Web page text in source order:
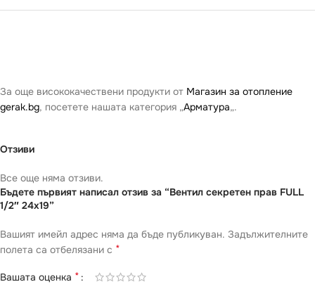
За още висококачествени продукти от Магазин за отопление
gerak.bg, посетете нашата категория „Арматура„.
Отзиви
Все още няма отзиви.
Бъдете първият написал отзив за “Вентил секретен прав FULL
1/2″ 24х19”
Вашият имейл адрес няма да бъде публикуван. Задължителните
полета са отбелязани с *
Вашата оценка *